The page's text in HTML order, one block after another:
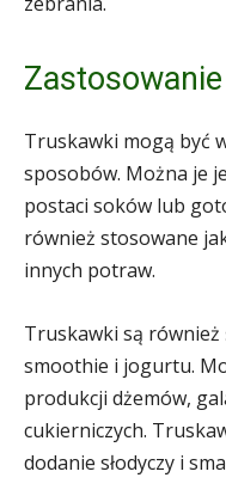
Truskawki mogą być
sposobów. Można je
postaci soków lub
również stosowane
innych potraw.
Truskawki są
smoothie i jogurtu.
produkcji dżemów,
cukierniczych.
dodanie słodyczy i